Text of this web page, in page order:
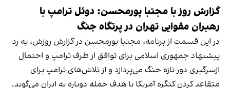
گزارش روز با مجتبا پورمحسن: دوئل ترامپ با
رهبران مقوایی تهران در پرتگاه جنگ
در این قسمت از برنامه، مجتبا پورمحسن در گزارش روزش، به رد
پیشنهاد جمهوری اسلامی برای توافق از طرف ترامپ و احتمال
ازسرگیری دور تازه جنگ می‌پردازد و از تلاش‌های ترامپ برای
متقاعد کردن کنگره آمریکا با هدف حمله دوباره به ایران می‌گوید.